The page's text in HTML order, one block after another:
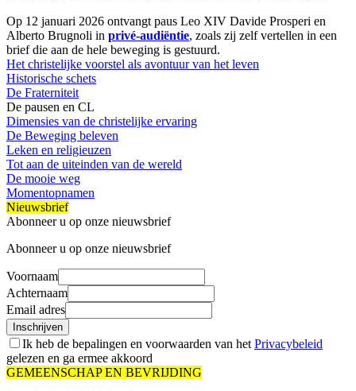
Op 12 januari 2026 ontvangt paus Leo XIV Davide Prosperi en
Alberto Brugnoli in privé-audiëntie, zoals zij zelf vertellen in een
brief die aan de hele beweging is gestuurd.
Het christelijke voorstel als avontuur van het leven
Historische schets
De Fraterniteit
De pausen en CL
Dimensies van de christelijke ervaring
De Beweging beleven
Leken en religieuzen
Tot aan de uiteinden van de wereld
De mooie weg
Momentopnamen
Nieuwsbrief
Abonneer u op onze nieuwsbrief
Abonneer u op onze nieuwsbrief
Voornaam
Achternaam
Email adres
Inschrijven
Ik heb de bepalingen en voorwaarden van het Privacybeleid
gelezen en ga ermee akkoord
GEMEENSCHAP EN BEVRIJDING